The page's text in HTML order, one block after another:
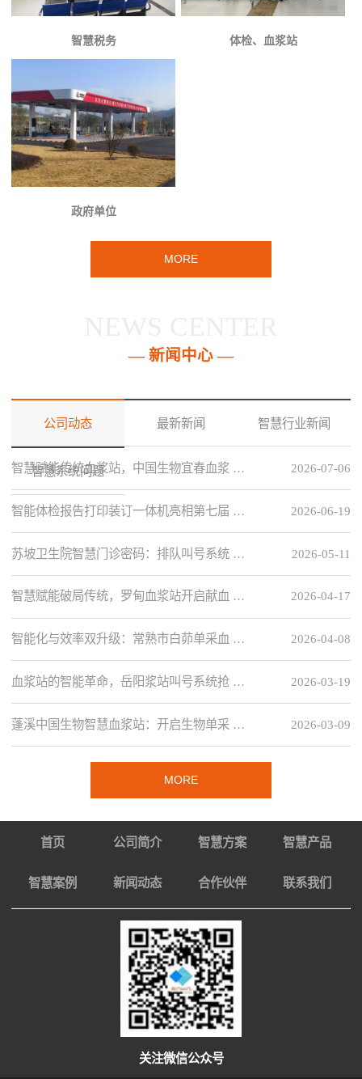
智慧税务 体检、血浆站
政府单位
MORE
— 新闻中心 —
公司动态 最新新闻 智慧行业新闻
智慧系统问题 2026-07-06
智慧赋能传统血浆站，中国生物宜春血浆 …
2026-06-19
智能体检报告打印装订一体机亮相第七届 …
2026-05-11
苏坡卫生院智慧门诊密码：排队叫号系统 …
2026-04-17
智慧赋能破局传统，罗甸血浆站开启献血 …
2026-04-08
智能化与效率双升级：常熟市白茆单采血 …
2026-03-19
血浆站的智能革命，岳阳浆站叫号系统抢 …
2026-03-09
蓬溪中国生物智慧血浆站：开启生物单采 …
MORE
首页 公司简介 智慧方案 智慧产品
智慧案例 新闻动态 合作伙伴 联系我们
关注微信公众号